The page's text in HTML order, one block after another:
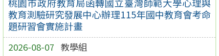
桃園市政府教育局函轉國立臺灣師範大學心理與
教育測驗研究發展中心辦理115年國中教育會考命
題研習會實施計畫
2026-08-07 教學組